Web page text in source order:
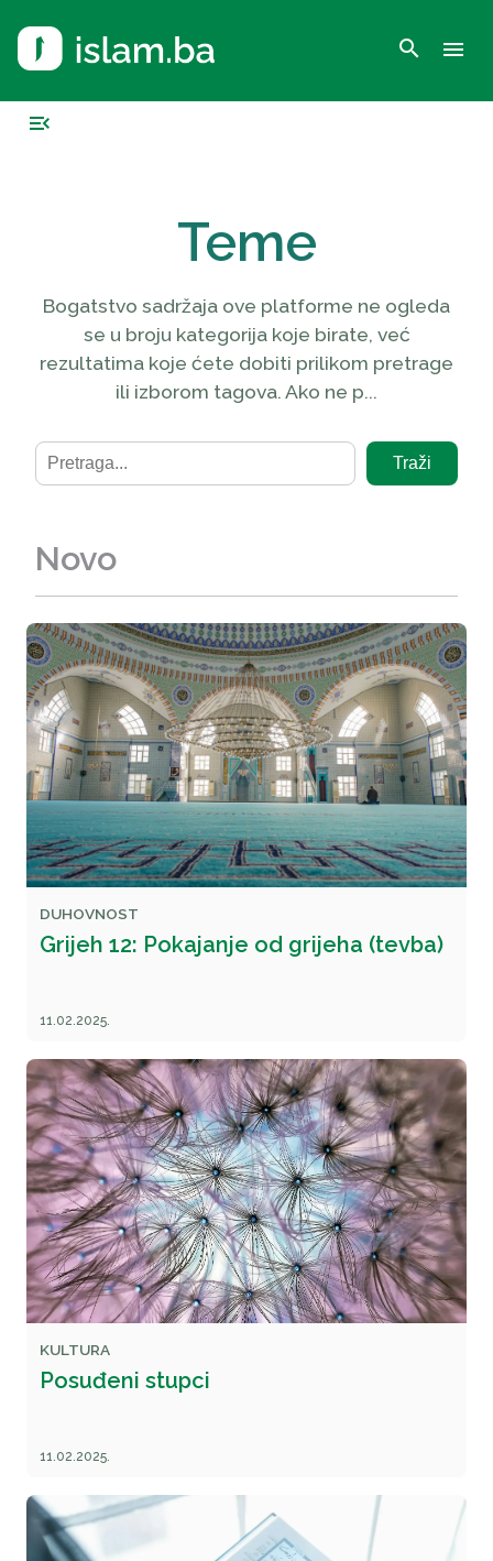
search menu
menu_open
Teme
Bogatstvo sadržaja ove platforme ne ogleda
se u broju kategorija koje birate, već
rezultatima koje ćete dobiti prilikom pretrage
ili izborom tagova. Ako ne p...
Traži
Novo
DUHOVNOST
Grijeh 12: Pokajanje od grijeha (tevba)
11.02.2025.
KULTURA
Posuđeni stupci
11.02.2025.